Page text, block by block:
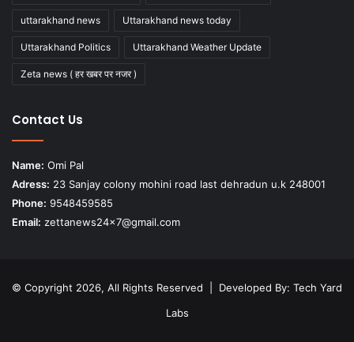
uttarakhand news Uttarakhand news today
Uttarakhand Politics Uttarakhand Weather Update
Zeta news ( हर खबर पर नजर )
Contact Us
Name: Omi Pal
Adress: 23 Sanjay colony mohini road last dehradun u.k 248001
Phone: 9548459585
Email: zettanews24x7@gmail.com
© Copyright 2026, All Rights Reserved | Developed By: Tech Yard
Labs